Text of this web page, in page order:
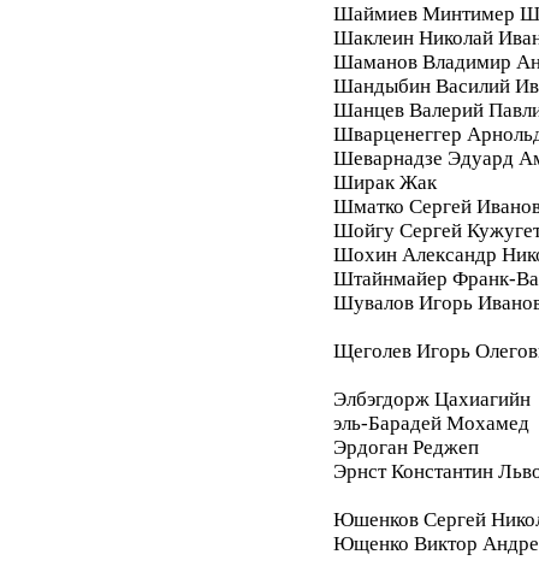
Шаймиев Минтимер
Шаклеин Николай
Шаманов Владимир
Шандыбин Василий
Шанцев Валерий
Шварценеггер
Шеварнадзе Эдуард
Ширак Жак
Шматко Сергей
Шойгу Сергей
Шохин Александр
Штайнмайер Франк-
Шувалов Игорь
Щеголев Игорь
Элбэгдорж Цахиагийн
эль-Барадей Мохамед
Эрдоган Реджеп
Эрнст Константин
Юшенков Сергей
Ющенко Виктор